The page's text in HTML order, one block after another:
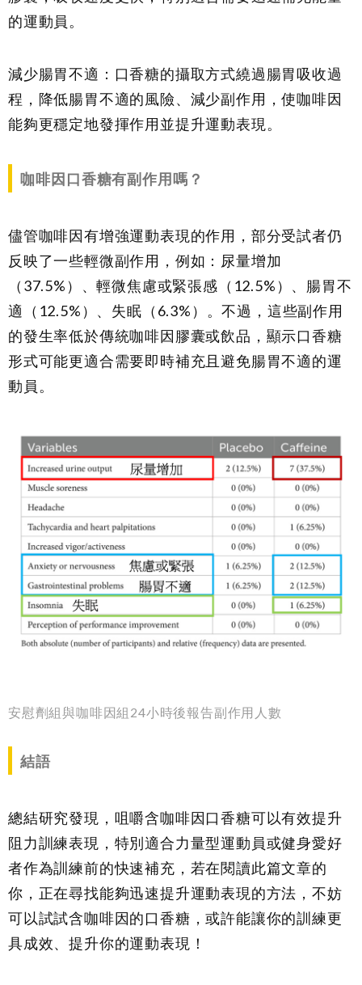
的運動員。
減少腸胃不適：口香糖的攝取方式繞過腸胃吸收過
程，降低腸胃不適的風險、減少副作用，使咖啡因
能夠更穩定地發揮作用並提升運動表現。
咖啡因口香糖有副作用嗎？
儘管咖啡因有增強運動表現的作用，部分受試者仍
反映了一些輕微副作用，例如：尿量增加
（37.5%）、輕微焦慮或緊張感（12.5%）、腸胃不
適（12.5%）、失眠（6.3%）。不過，這些副作用
的發生率低於傳統咖啡因膠囊或飲品，顯示口香糖
形式可能更適合需要即時補充且避免腸胃不適的運
動員。
安慰劑組與咖啡因組24小時後報告副作用人數
結語
總結研究發現，咀嚼含咖啡因口香糖可以有效提升
阻力訓練表現，特別適合力量型運動員或健身愛好
者作為訓練前的快速補充，若在閱讀此篇文章的
你，正在尋找能夠迅速提升運動表現的方法，不妨
可以試試含咖啡因的口香糖，或許能讓你的訓練更
具成效、提升你的運動表現！